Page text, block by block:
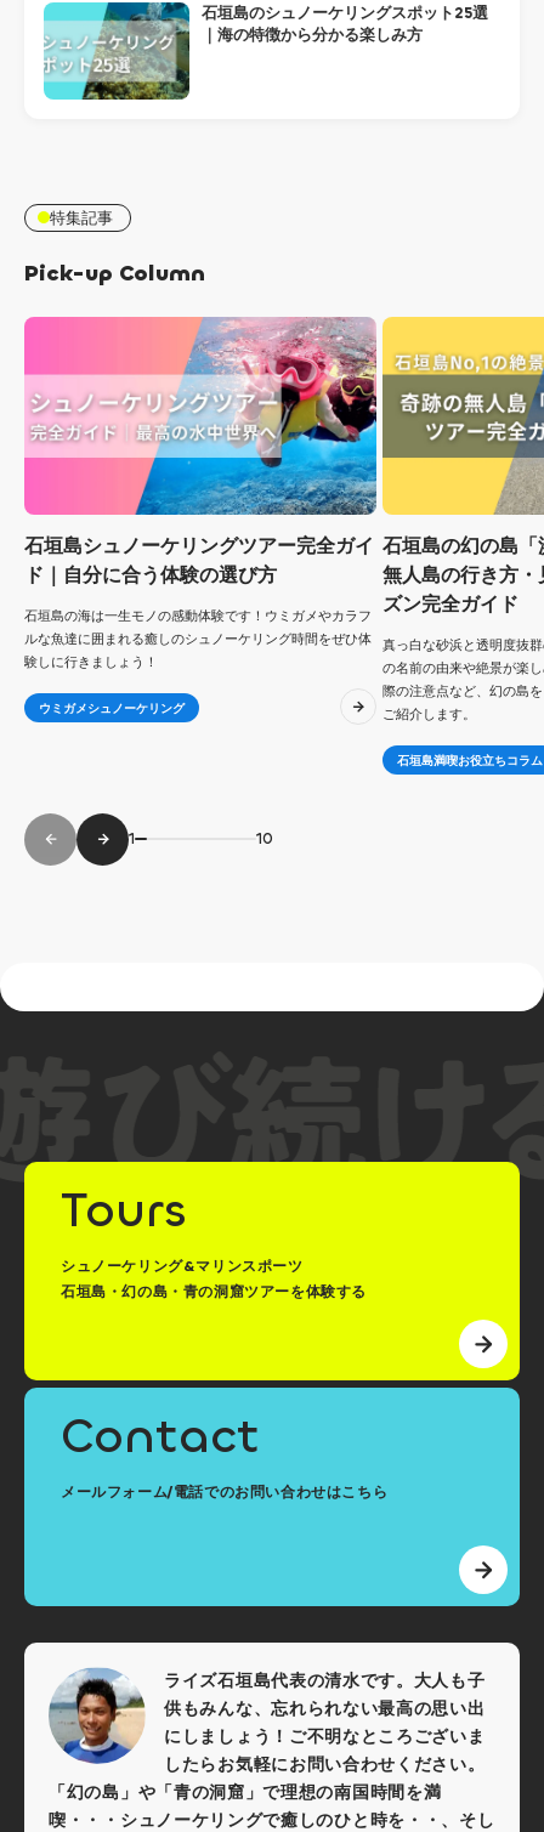
石垣島のシュノーケリングスポット25選
｜海の特徴から分かる楽しみ方
特集記事
Pick-up Column
石垣島シュノーケリングツアー完全ガイ
ド｜自分に合う体験の選び方
石垣島の海は一生モノの感動体験です！ウミガメやカラフ
ルな魚達に囲まれる癒しのシュノーケリング時間をぜひ体
験しに行きましょう！
ウミガメシュノーケリング
石垣島の幻の島
無人島の行き方
ズン完全ガイド
真っ白な砂浜と透明度抜
の名前の由来や絶景が楽
際の注意点など、幻の島
ご紹介します。
石垣島満喫お役立ちコラム
1 10
Tours
シュノーケリング&マリンスポーツ
石垣島・幻の島・青の洞窟ツアーを体験する
Contact
メールフォーム/電話でのお問い合わせはこちら
ライズ石垣島代表の清水です。大人も子
供もみんな、忘れられない最高の思い出
にしましょう！ご不明なところございま
したらお気軽にお問い合わせください。
「幻の島」や「青の洞窟」で理想の南国時間を満
喫・・・シュノーケリングで癒しのひと時を・・、そし